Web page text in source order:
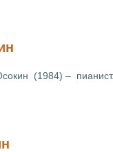
(1984) –